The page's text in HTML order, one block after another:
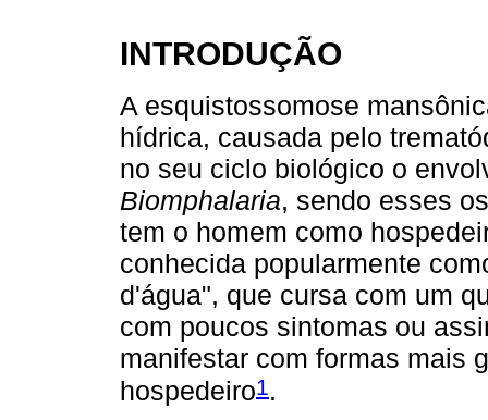
INTRODUÇÃO
A esquistossomose
hídrica, causada pelo
no seu ciclo biológico o
Biomphalaria, sendo esses
tem o homem como
conhecida popularmente
d'água", que cursa com um
com poucos sintomas ou
manifestar com formas mais
hospedeiro1.